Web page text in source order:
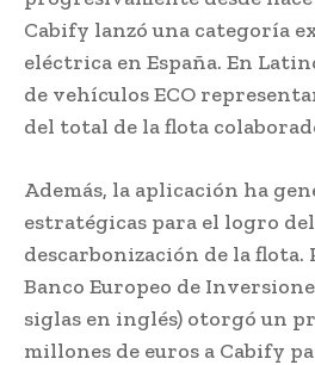
Cabify lanzó una categoría
eléctrica en España. En
de vehículos ECO
del total de la flota
Además, la aplicación ha
estratégicas para el logro
descarbonización de la flota.
Banco Europeo de
siglas en inglés) otorgó un
millones de euros a Cabify